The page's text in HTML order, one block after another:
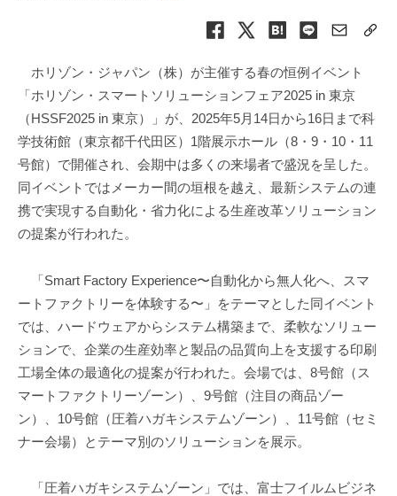
ホリゾン・ジャパン（株）が主催する春の恒例イベント
「ホリゾン・スマートソリューションフェア2025 in 東京
（HSSF2025 in 東京）」が、2025年5月14日から16日まで科
学技術館（東京都千代田区）1階展示ホール（8・9・10・11
号館）で開催され、会期中は多くの来場者で盛況を呈した。
同イベントではメーカー間の垣根を越え、最新システムの連
携で実現する自動化・省力化による生産改革ソリューション
の提案が行われた。
「Smart Factory Experience〜自動化から無人化へ、スマ
ートファクトリーを体験する〜」をテーマとした同イベント
では、ハードウェアからシステム構築まで、柔軟なソリュー
ションで、企業の生産効率と製品の品質向上を支援する印刷
工場全体の最適化の提案が行われた。会場では、8号館（ス
マートファクトリーゾーン）、9号館（注目の商品ゾー
ン）、10号館（圧着ハガキシステムゾーン）、11号館（セミ
ナー会場）とテーマ別のソリューションを展示。
「圧着ハガキシステムゾーン」では、富士フイルムビジネ